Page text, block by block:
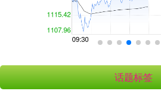
话题标签